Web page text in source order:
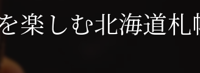
楽しむ北海道